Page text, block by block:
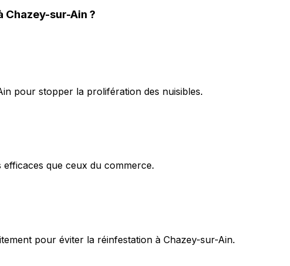
Chazey-sur-Ain ?
pour stopper la prolifération des nuisibles.
que ceux du commerce.
pour éviter la réinfestation à Chazey-sur-Ain.